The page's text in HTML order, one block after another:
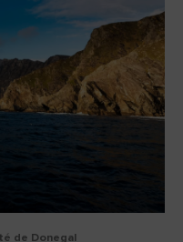
de Donegal